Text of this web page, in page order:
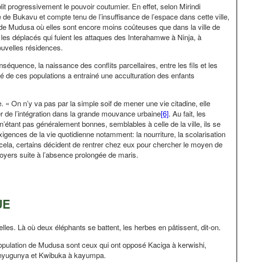
le pouvoir coutumier. En effet, selon Mirindi
Bukavu et compte tenu de l’insuffisance de l’espace dans cette ville,
Mudusa où elles sont encore moins coûteuses que dans la ville de
déplacés qui fuient les attaques des Interahamwe à Ninja, à
résidences.
la naissance des conflits parcellaires, entre les fils et les
de ces populations a entrainé une acculturation des enfants
On n’y va pas par la simple soif de mener une vie citadine, elle
l’intégration dans la grande mouvance urbaine[6]. Au fait, les
pas généralement bonnes, semblables à celle de la ville, ils se
de la vie quotidienne notamment: la nourriture, la scolarisation
certains décident de rentrer chez eux pour chercher le moyen de
suite à l’absence prolongée de maris.
Là où deux éléphants se battent, les herbes en pâtissent, dit-on.
de Mudusa sont ceux qui ont opposé Kaciga à kerwishi,
et Kwibuka à kayumpa.